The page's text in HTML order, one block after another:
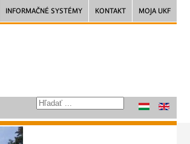
INFORMAČNÉ SYSTÉMY KONTAKT MOJA UKF